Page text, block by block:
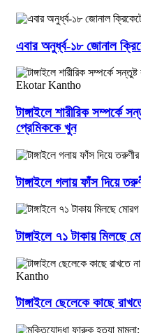
এবার অনুর্ধ্ব-১৮ জোনাল
টাঙ্গাইলে শারীরিক সম্পর্কে
প্রেমিককে খুন
টাঙ্গাইলে গলায় ফাঁস দিয়ে
টাঙ্গাইলে ৭১ টাকায় মিলছে
টাঙ্গাইলে ছেলেকে কাছে